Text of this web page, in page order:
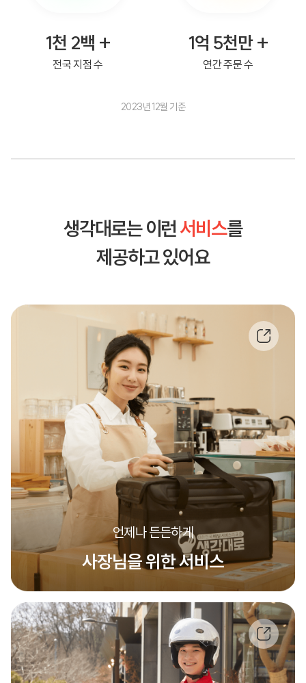
1천 2백 +
전국 지점 수
1억 5천만 +
연간 주문 수
2023년 12월 기준
생각대로는 이런 서비스를
제공하고 있어요
언제나 든든하게
사장님을 위한 서비스